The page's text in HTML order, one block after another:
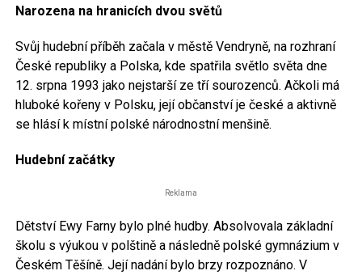
Narozena na hranicích dvou světů
Svůj hudební příběh začala v městě Vendryně, na rozhraní
České republiky a Polska, kde spatřila světlo světa dne
12. srpna 1993 jako nejstarší ze tří sourozenců. Ačkoli má
hluboké kořeny v Polsku, její občanství je české a aktivně
se hlásí k místní polské národnostní menšině.
Hudební začátky
Reklama
Dětství Ewy Farny bylo plné hudby. Absolvovala základní
školu s výukou v polštině a následně polské gymnázium v
Českém Těšíně. Její nadání bylo brzy rozpoznáno. V